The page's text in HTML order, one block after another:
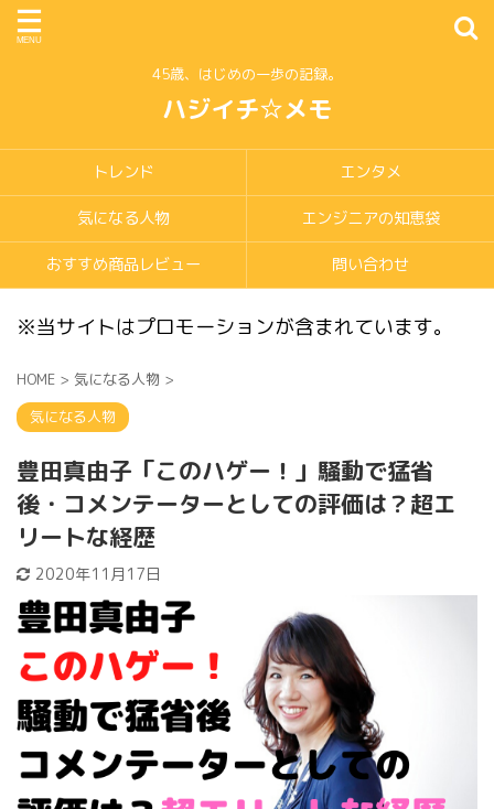
45歳、はじめの一歩の記録。
ハジイチ☆メモ
トレンド エンタメ
気になる人物 エンジニアの知恵袋
おすすめ商品レビュー 問い合わせ
※当サイトはプロモーションが含まれています。
HOME > 気になる人物 >
気になる人物
豊田真由子「このハゲー！」騒動で猛省
後・コメンテーターとしての評価は？超エ
リートな経歴
2020年11月17日